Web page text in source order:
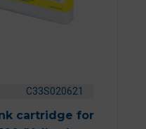
C33S020621
cartridge for